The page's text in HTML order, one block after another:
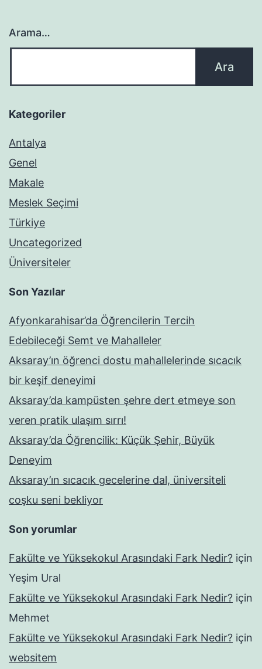
Arama…
Kategoriler
Antalya
Genel
Makale
Meslek Seçimi
Türkiye
Uncategorized
Üniversiteler
Son Yazılar
Afyonkarahisar’da Öğrencilerin Tercih
Edebileceği Semt ve Mahalleler
Aksaray’ın öğrenci dostu mahallelerinde sıcacık
bir keşif deneyimi
Aksaray’da kampüsten şehre dert etmeye son
veren pratik ulaşım sırrı!
Aksaray’da Öğrencilik: Küçük Şehir, Büyük
Deneyim
Aksaray’ın sıcacık gecelerine dal, üniversiteli
coşku seni bekliyor
Son yorumlar
Fakülte ve Yüksekokul Arasındaki Fark Nedir? için
Yeşim Ural
Fakülte ve Yüksekokul Arasındaki Fark Nedir? için
Mehmet
Fakülte ve Yüksekokul Arasındaki Fark Nedir? için
websitem